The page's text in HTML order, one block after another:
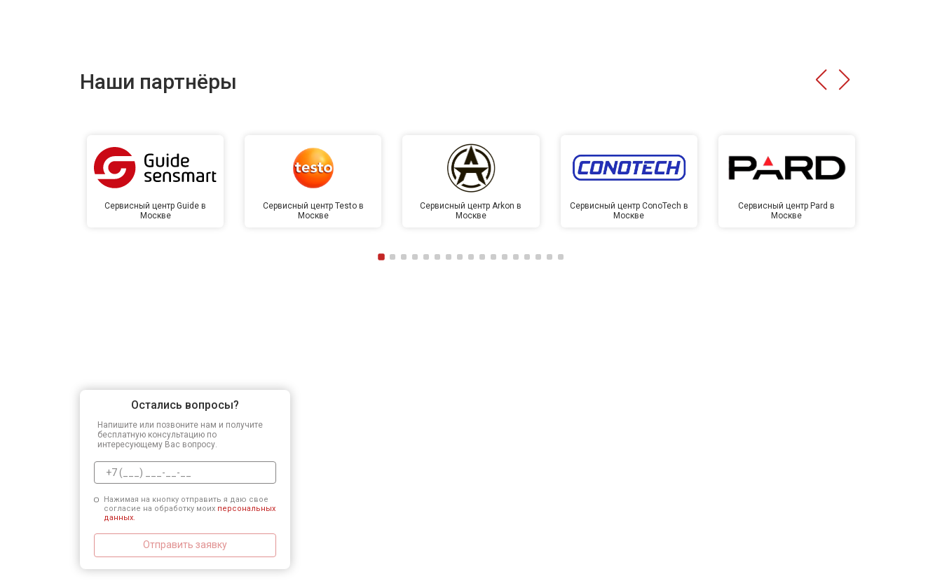
Наши партнёры
Сервисный центр Guide в
Москве
Сервисный центр Testo в
Москве
Сервисный центр Arkon в
Москве
Сервисный центр ConoTech в
Москве
Сервисный центр Pard в
Москве
Остались вопросы?
Напишите или позвоните нам и получите
бесплатную консультацию по
интересующему Вас вопросу.
Нажимая на кнопку отправить я даю свое
согласие на обработку моих персональных
данных.
Отправить заявку